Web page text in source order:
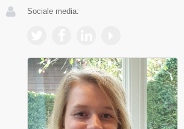
Sociale media: